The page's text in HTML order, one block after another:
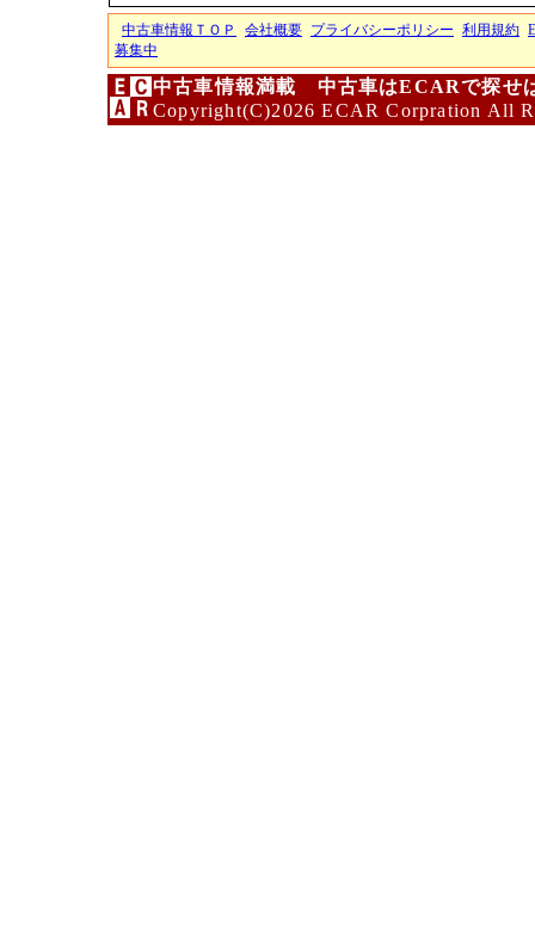
中古車情報ＴＯＰ 会社概要 プライバシーポリシー 利用規約
募集中
中古車情報満載 中古車はECARで探せ
Copyright(C)2026 ECAR Corpration All